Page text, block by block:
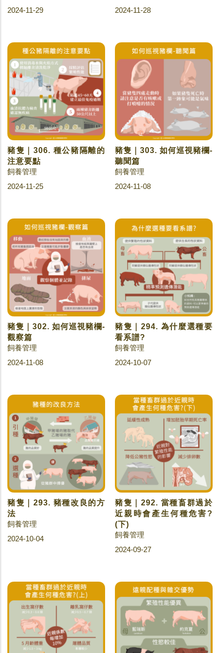
2024-11-29 2024-11-28
豬隻｜306. 種公豬隔離的
注意要點
飼養管理
2024-11-25
豬隻｜303. 如何巡視豬欄-
聽聞篇
飼養管理
2024-11-08
豬隻｜302. 如何巡視豬欄-
觀察篇
飼養管理
2024-11-08
豬隻｜294. 為什麼選種要
看系譜?
飼養管理
2024-10-07
豬隻｜293. 豬種改良的方
法
飼養管理
2024-10-04
豬隻｜292. 當種畜群過於
近親時會產生何種危害?
(下)
飼養管理
2024-09-27